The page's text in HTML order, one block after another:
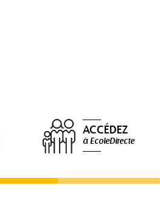
ACCÉDEZ
à EcoleDirecte